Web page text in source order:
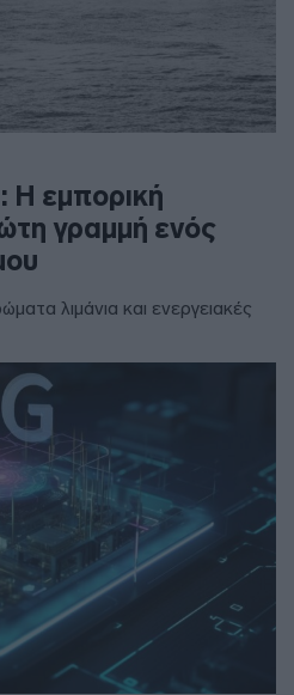
εμπορική
γραμμή ενός
λιμάνια και ενεργειακές